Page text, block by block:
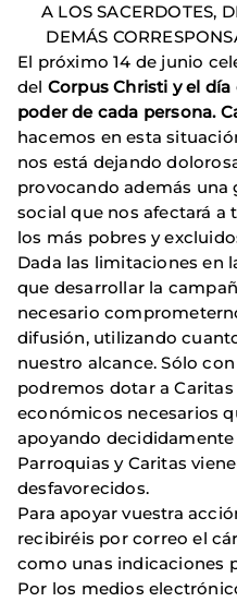
A LOS SACERDOTES,
DEMÁS
El próximo 14 de junio
del Corpus Christi y el día
poder de cada persona.
hacemos en esta
nos está dejando
provocando además una
social que nos afectará a
los más pobres y
Dada las limitaciones en
que desarrollar la
necesario
difusión, utilizando
nuestro alcance. Sólo
podremos dotar a
económicos necesarios
apoyando decididamente
Parroquias y Caritas
desfavorecidos.
Para apoyar vuestra
recibiréis por correo el
como unas indicaciones
Por los medios